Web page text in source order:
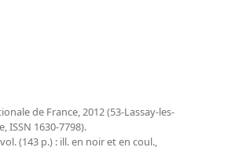
de France, 2012 (53-Lassay-les-
ISSN 1630-7798).
(143 p.) : ill. en noir et en coul.,